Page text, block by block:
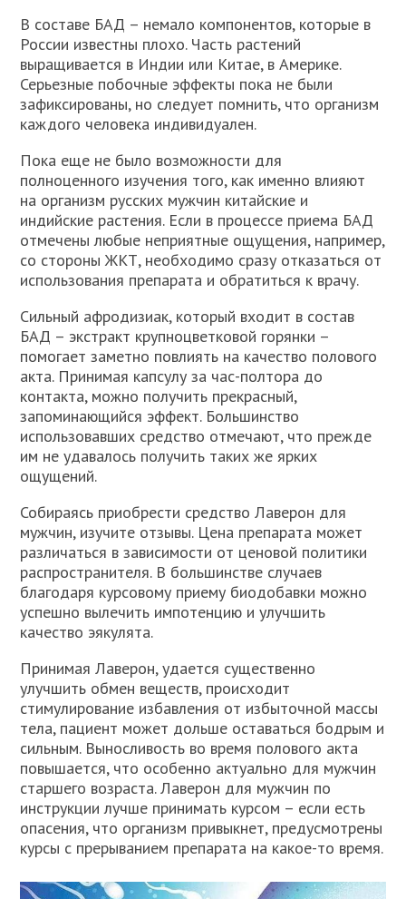
В составе БАД – немало компонентов, которые в
России известны плохо. Часть растений
выращивается в Индии или Китае, в Америке.
Серьезные побочные эффекты пока не были
зафиксированы, но следует помнить, что организм
каждого человека индивидуален.
Пока еще не было возможности для
полноценного изучения того, как именно влияют
на организм русских мужчин китайские и
индийские растения. Если в процессе приема БАД
отмечены любые неприятные ощущения, например,
со стороны ЖКТ, необходимо сразу отказаться от
использования препарата и обратиться к врачу.
Сильный афродизиак, который входит в состав
БАД – экстракт крупноцветковой горянки –
помогает заметно повлиять на качество полового
акта. Принимая капсулу за час-полтора до
контакта, можно получить прекрасный,
запоминающийся эффект. Большинство
использовавших средство отмечают, что прежде
им не удавалось получить таких же ярких
ощущений.
Собираясь приобрести средство Лаверон для
мужчин, изучите отзывы. Цена препарата может
различаться в зависимости от ценовой политики
распространителя. В большинстве случаев
благодаря курсовому приему биодобавки можно
успешно вылечить импотенцию и улучшить
качество эякулята.
Принимая Лаверон, удается существенно
улучшить обмен веществ, происходит
стимулирование избавления от избыточной массы
тела, пациент может дольше оставаться бодрым и
сильным. Выносливость во время полового акта
повышается, что особенно актуально для мужчин
старшего возраста. Лаверон для мужчин по
инструкции лучше принимать курсом – если есть
опасения, что организм привыкнет, предусмотрены
курсы с прерыванием препарата на какое-то время.